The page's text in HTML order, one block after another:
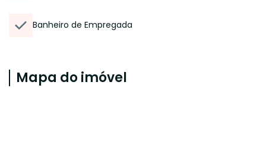
Banheiro de Empregada
Mapa do imóvel